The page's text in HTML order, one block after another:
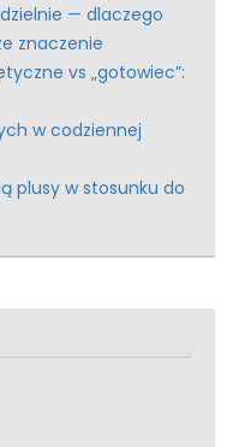
— dlaczego
znaczenie
vs „gotowiec”:
w codziennej
plusy w stosunku do